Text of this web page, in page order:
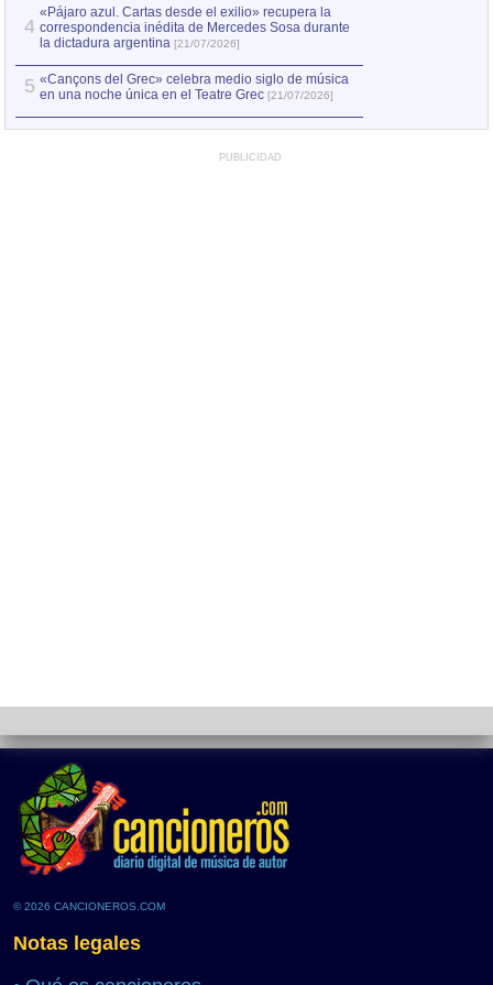
4
«Pájaro azul. Cartas desde el exilio» recupera la
correspondencia inédita de Mercedes Sosa durante
la dictadura argentina [21/07/2026]
5 «Cançons del Grec» celebra medio siglo de música
en una noche única en el Teatre Grec [21/07/2026]
PUBLICIDAD
© 2026 CANCIONEROS.COM
Notas legales